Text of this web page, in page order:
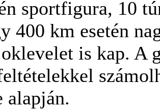
sportfigura, 10
400 km esetén
is kap. A
alapján.